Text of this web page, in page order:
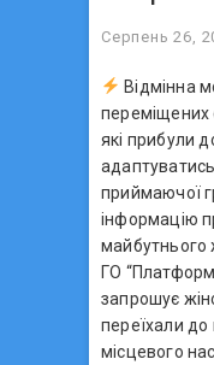
Серпень 26,
Відмінна
переміщених
які прибули
приймаючої
інформацію
майбутнього
ГО
запрошує
переїхали до
місцевого